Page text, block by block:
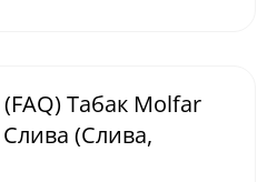
Табак Molfar
(Слива,